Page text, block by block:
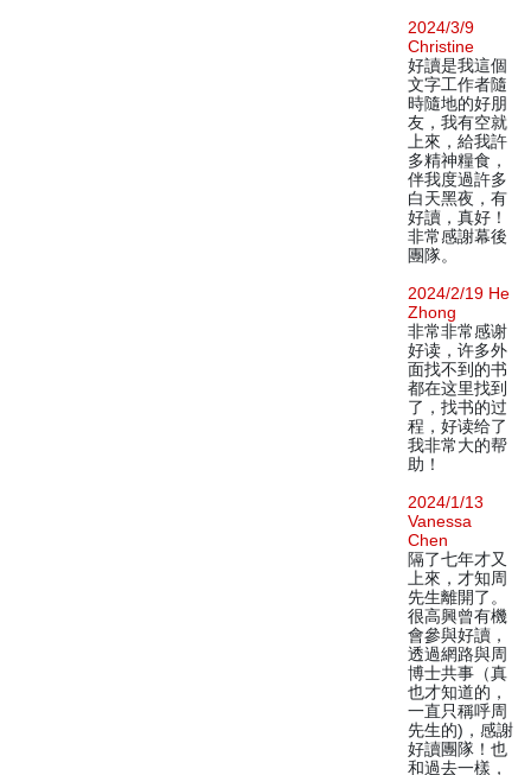
2024/3/9
Christine
好讀是我這個
文字工作者隨
時隨地的好朋
友，我有空就
上來，給我許
多精神糧食，
伴我度過許多
白天黑夜，有
好讀，真好！
非常感謝幕後
團隊。
2024/2/19 He
Zhong
非常非常感谢
好读，许多外
面找不到的书
都在这里找到
了，找书的过
程，好读给了
我非常大的帮
助！
2024/1/13
Vanessa
Chen
隔了七年才又
上來，才知周
先生離開了。
很高興曾有機
會參與好讀，
透過網路與周
博士共事（真
也才知道的，
一直只稱呼周
先生的)，感謝
好讀團隊！也
和過去一樣，